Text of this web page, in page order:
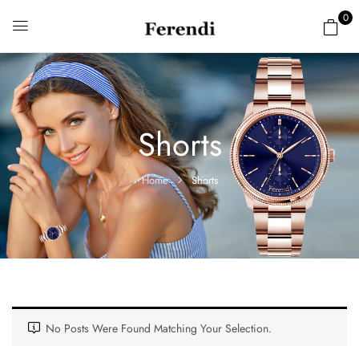
0
Shorts
Home Shorts
No Posts Were Found Matching Your Selection.